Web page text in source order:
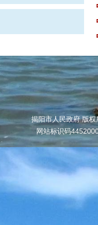
揭阳市人民政府 版
网站标识码